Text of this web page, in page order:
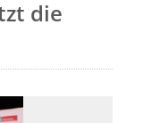
die